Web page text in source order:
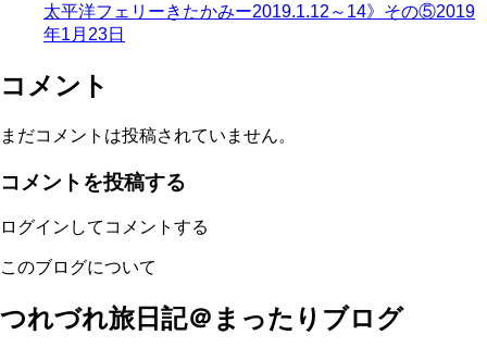
太平洋フェリーきたかみー2019.1.12～14》その⑤2019
年1月23日
コメント
まだコメントは投稿されていません。
コメントを投稿する
ログインしてコメントする
このブログについて
つれづれ旅日記＠まったりブログ